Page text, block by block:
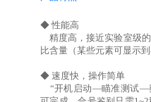
◆ 性能高
精度高，接近实验室级
比含量（某些元素可显示
◆ 速度快，操作简单
“开机启动—瞄准测试—